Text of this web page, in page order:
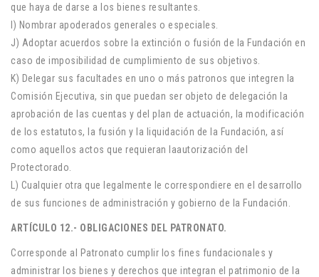
que haya de darse a los bienes resultantes.
I) Nombrar apoderados generales o especiales.
J) Adoptar acuerdos sobre la extinción o fusión de la Fundación en
caso de imposibilidad de cumplimiento de sus objetivos.
K) Delegar sus facultades en uno o más patronos que integren la
Comisión Ejecutiva, sin que puedan ser objeto de delegación la
aprobación de las cuentas y del plan de actuación, la modificación
de los estatutos, la fusión y la liquidación de la Fundación, así
como aquellos actos que requieran laautorización del
Protectorado.
L) Cualquier otra que legalmente le correspondiere en el desarrollo
de sus funciones de administración y gobierno de la Fundación.
ARTÍCULO 12.- OBLIGACIONES DEL PATRONATO.
Corresponde al Patronato cumplir los fines fundacionales y
administrar los bienes y derechos que integran el patrimonio de la